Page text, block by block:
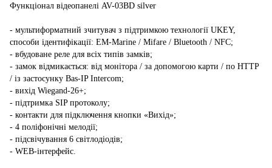
Функціонал відеопанелі AV-03BD silver
- мультиформатний зчитувач з підтримкою технології UKEY,
способи ідентифікації: EM-Marine / Mifare / Bluetooth / NFC;
- вбудоване реле для всіх типів замків;
- замок відмикається: від монітора / за допомогою карти / по HTTP
/ із застосунку Bas-IP Intercom;
- вихід Wiegand-26+;
- підтримка SIP протоколу;
- контакти для підключення кнопки «Вихід»;
- 4 поліфонічні мелодії;
- підсвічування 6 світлодіодів;
- WEB-інтерфейс.